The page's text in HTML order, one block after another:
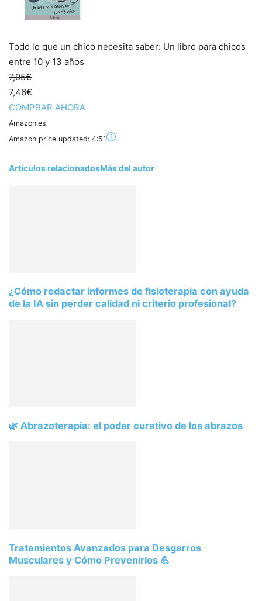
Todo lo que un chico necesita saber: Un libro para chicos
entre 10 y 13 años
7,95€
7,46€
COMPRAR AHORA
Amazon.es
Amazon price updated: 4:51
Artículos relacionadosMás del autor
¿Cómo redactar informes de fisioterapia con ayuda
de la IA sin perder calidad ni criterio profesional?
🌿 Abrazoterapia: el poder curativo de los abrazos
Tratamientos Avanzados para Desgarros
Musculares y Cómo Prevenirlos 💪